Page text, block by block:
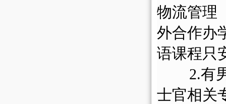
物流管理
外合作办
语课程只
2.有
士官相关